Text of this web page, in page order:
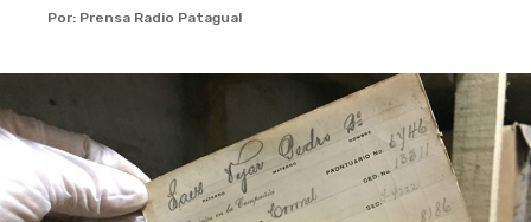
Por: Prensa Radio Patagual